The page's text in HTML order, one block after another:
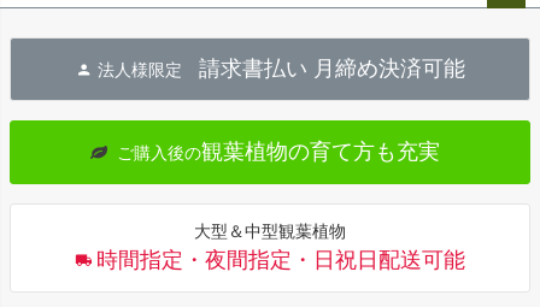
へ
法人様限定 請求書払い 月締め決済可能
ご購入後の観葉植物の育て方も充実
大型＆中型観葉植物
時間指定・夜間指定・日祝日配送可能